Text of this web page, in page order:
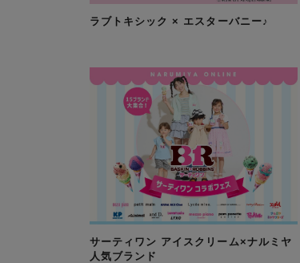
ラブトキシック × エスターバニー♪
サーティワン アイスクリーム×ナルミヤ
人気ブランド